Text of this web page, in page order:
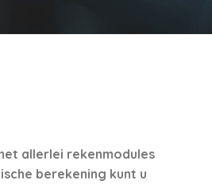
allerlei rekenmodules
berekening kunt u